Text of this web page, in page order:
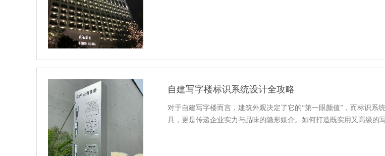
自建写字楼标识系统设计全攻略
对于自建写字楼而言，建筑外观决定了它的“第一眼颜值”，而标识系
具，更是传递企业实力与品味的隐形媒介。如何打造既实用又高级的